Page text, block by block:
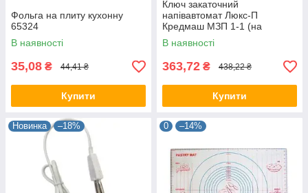
Фольга на плиту кухонну
65324
В наявності
35,08 ₴ 44,41 ₴
Купити
Ключ закаточний
напівавтомат Люкс-П
Кредмаш МЗП 1-1 (на
підшипнику) 50 шт./уп 28325
В наявності
363,72 ₴ 438,22 ₴
Купити
Новинка –18% 0 –14%